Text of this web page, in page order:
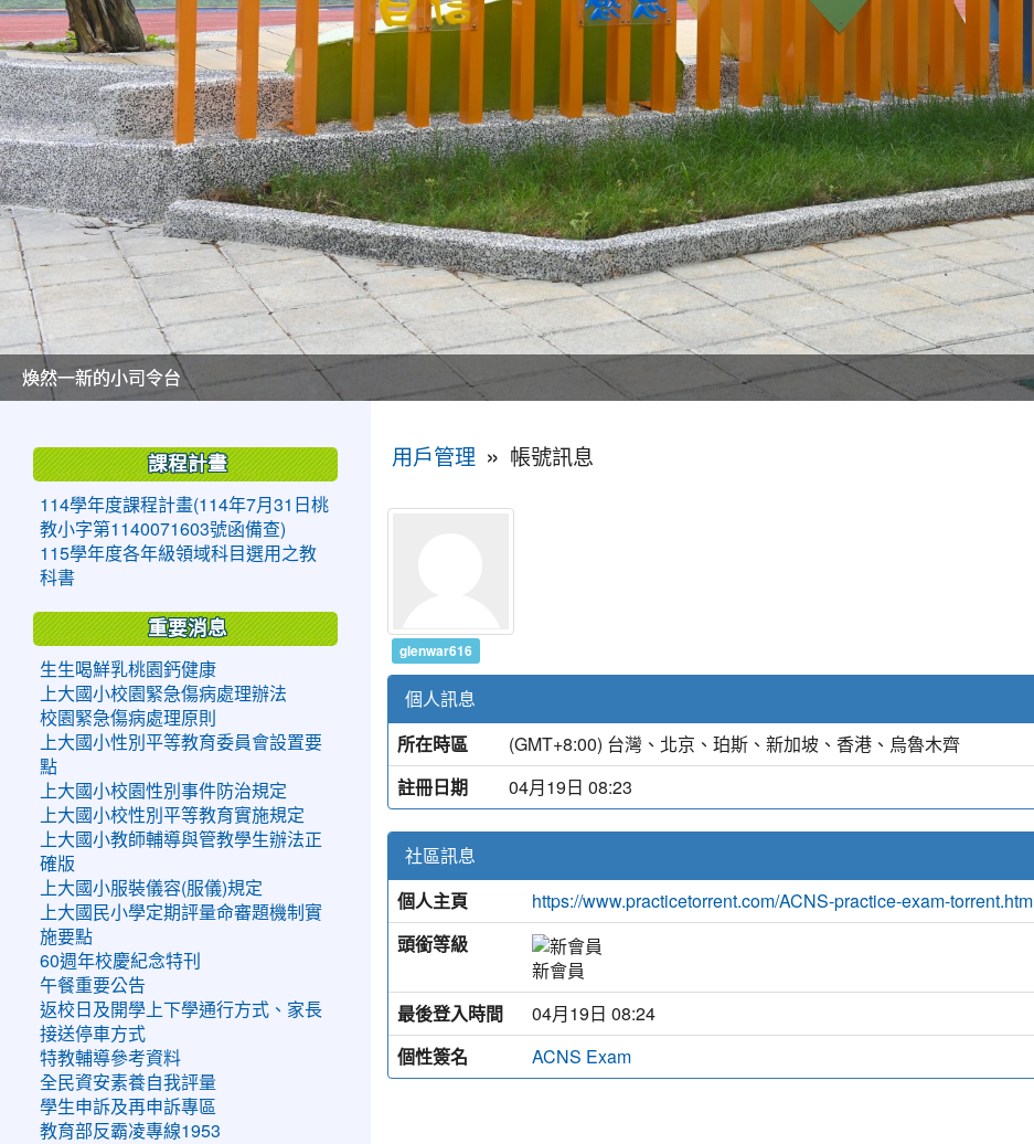
美麗的操場是我們活力的來源
美麗的操場是我們活力的來源
煥然一新的小司令台
煥然一新的小司令台
富含桃園埤塘田園風光意象的中廊
富含桃園埤塘田園風光意象的中廊
嶄新的中庭廣場
嶄新的中庭廣場
水生池生生不息
水生池生生不息
用戶管理 » 帳號訊息
glenwar616
個人訊息
所在時區
(GMT+8:00) 台灣、北京、珀斯、新加坡、香港、烏魯木齊
註冊日期
04月19日 08:23
社區訊息
個人主頁
https://www.practicetorrent.com/ACNS-practice-exam-torrent.html
頭銜等級
新會員
最後登入時間
04月19日 08:24
個性簽名
ACNS Exam
課程計畫
114學年度課程計畫(114年7月31日桃
教小字第1140071603號函備查)
115學年度各年級領域科目選用之教
科書
重要消息
生生喝鮮乳桃園鈣健康
上大國小校園緊急傷病處理辦法
校園緊急傷病處理原則
上大國小性別平等教育委員會設置要
點
上大國小校園性別事件防治規定
上大國小校性別平等教育實施規定
上大國小教師輔導與管教學生辦法正
確版
上大國小服裝儀容(服儀)規定
上大國民小學定期評量命審題機制實
施要點
60週年校慶紀念特刊
午餐重要公告
返校日及開學上下學通行方式、家長
接送停車方式
特教輔導參考資料
全民資安素養自我評量
學生申訴及再申訴專區
教育部反霸凌專線1953